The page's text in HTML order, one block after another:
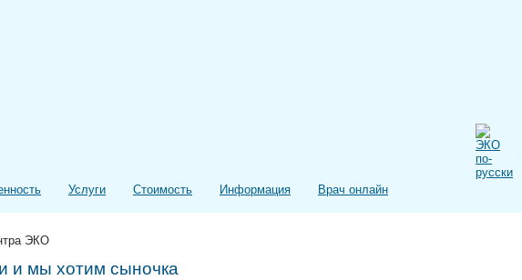
Услуги Стоимость Информация Врач онлайн
ЭКО
и мы хотим сыночка